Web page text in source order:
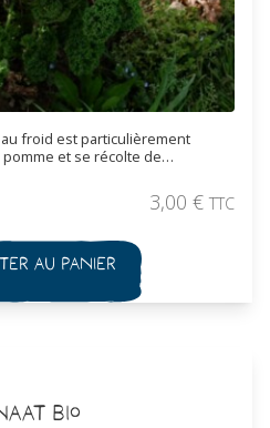
froid est particulièrement
et se récolte de
au fur et à mesure
du bas de la tige. Les
des besoins en les coupant à
3,00 € TTC
au panier
Bio